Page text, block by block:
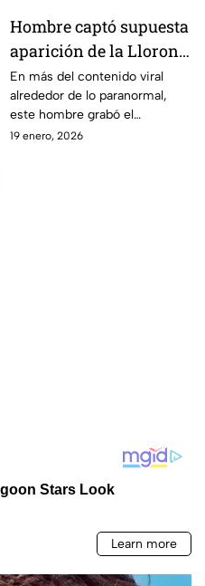
Hombre captó supuesta
aparición de la Llorona
en su camioneta: VIDEO
En más del contenido viral
alrededor de lo paranormal,
este hombre grabó el
momento en el que
19 enero, 2026